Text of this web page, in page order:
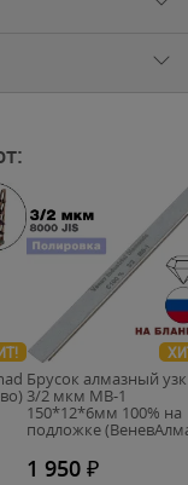
Брусок алмазный
3/2 мкм MB-1
150*12*6мм 100% на
подложке
1 950 ₽